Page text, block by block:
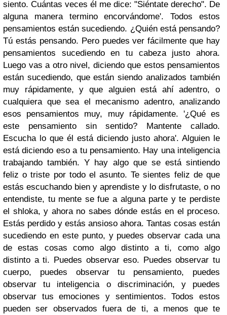
siento. Cuántas veces él me dice: "Siéntate derecho". De
alguna manera termino encorvándome'. Todos estos
pensamientos están sucediendo. ¿Quién está pensando?
Tú estás pensando. Pero puedes ver fácilmente que hay
pensamientos sucediendo en tu cabeza justo ahora.
Luego vas a otro nivel, diciendo que estos pensamientos
están sucediendo, que están siendo analizados también
muy rápidamente, y que alguien está ahí adentro, o
cualquiera que sea el mecanismo adentro, analizando
esos pensamientos muy, muy rápidamente. '¿Qué es
este pensamiento sin sentido? Mantente callado.
Escucha lo que él está diciendo justo ahora'. Alguien le
está diciendo eso a tu pensamiento. Hay una inteligencia
trabajando también. Y hay algo que se está sintiendo
feliz o triste por todo el asunto. Te sientes feliz de que
estás escuchando bien y aprendiste y lo disfrutaste, o no
entendiste, tu mente se fue a alguna parte y te perdiste
el shloka, y ahora no sabes dónde estás en el proceso.
Estás perdido y estás ansioso ahora. Tantas cosas están
sucediendo en este punto, y puedes observar cada una
de estas cosas como algo distinto a ti, como algo
distinto a ti. Puedes observar eso. Puedes observar tu
cuerpo, puedes observar tu pensamiento, puedes
observar tu inteligencia o discriminación, y puedes
observar tus emociones y sentimientos. Todos estos
pueden ser observados fuera de ti, a menos que te